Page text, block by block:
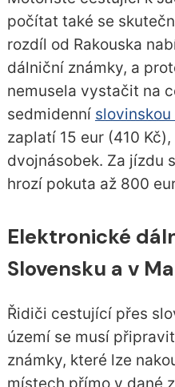
počítat také se
rozdíl od Rakouska
dálniční známky, a
nemusela vystačit na
sedmidenní
zaplatí 15 eur (410
dvojnásobek. Za jízdu
hrozí pokuta až 800
Elektronické
Slovensku a v
Řidiči cestující přes
území se musí
známky, které lze